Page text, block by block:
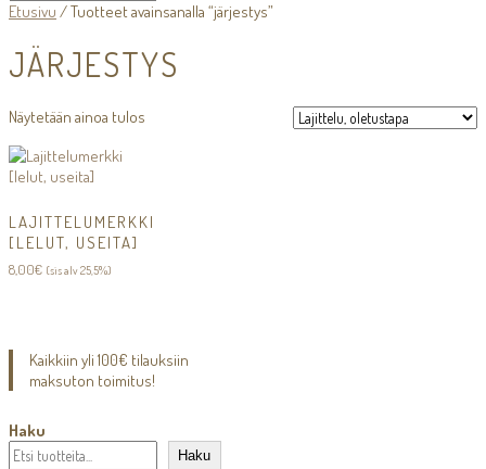
Etusivu / Tuotteet avainsanalla “järjestys”
JÄRJESTYS
Näytetään ainoa tulos
LAJITTELUMERKKI
[LELUT, USEITA]
8,00€ (sis alv 25,5%)
Kaikkiin yli 100€ tilauksiin
maksuton toimitus!
Haku
Haku